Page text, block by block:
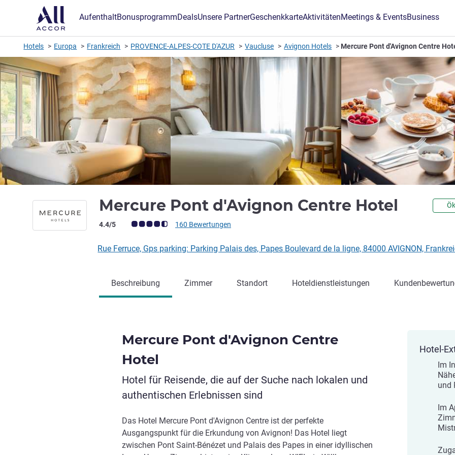
AufenthaltBonusprogrammDealsUnsere PartnerGeschenkkarteAktivitätenMeetings & EventsBusiness
Hotels Europa Frankreich PROVENCE-ALPES-COTE D'AZUR Vaucluse Avignon Hotels Mercure Pont d'Avignon Centre
Mercure Pont d'Avignon Centre Hotel 4
Note Kundenmeinungen (Bewertung ALL)
4.4/5 160 Bewertungen
Rue Ferruce, Gps parking: Parking Palais des, Papes Boulevard de la ligne, 84000 AVIGNON,
Beschreibung Zimmer Standort Hoteldienstleistungen
Mercure Pont d'Avignon Centre
Hotel
Hotel für Reisende, die auf der Suche nach lokalen und
authentischen Erlebnissen sind
Das Hotel Mercure Pont d'Avignon Centre ist der perfekte
Ausgangspunkt für die Erkundung von Avignon! Das Hotel liegt
zwischen Pont Saint-Bénézet und Palais des Papes in einer idyllischen
Hotel-
Im
und
Im